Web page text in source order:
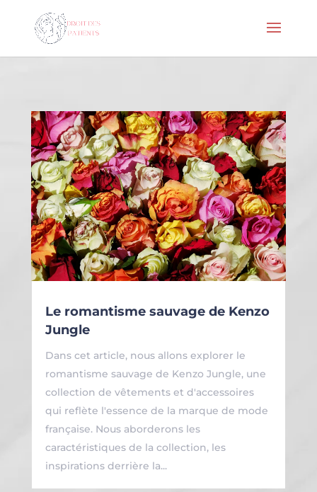
Le romantisme sauvage de Kenzo
Jungle
Dans cet article, nous allons explorer le
romantisme sauvage de Kenzo Jungle, une
collection de vêtements et d'accessoires
qui reflète l'essence de la marque de mode
française. Nous aborderons les
caractéristiques de la collection, les
inspirations derrière la...